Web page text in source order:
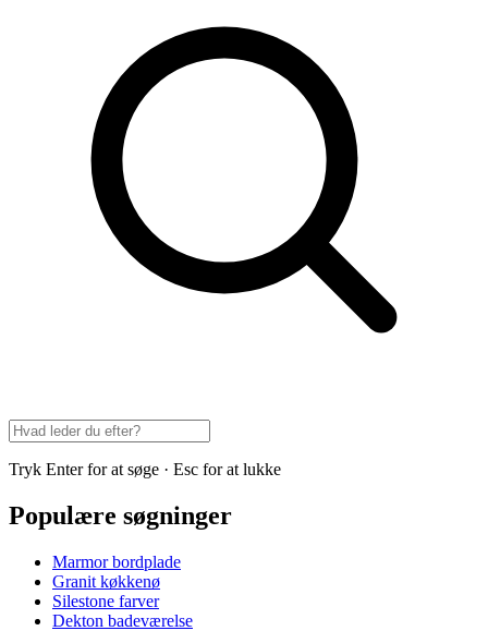
Tryk Enter for at søge · Esc for at lukke
Populære søgninger
Marmor bordplade
Granit køkkenø
Silestone farver
Dekton badeværelse